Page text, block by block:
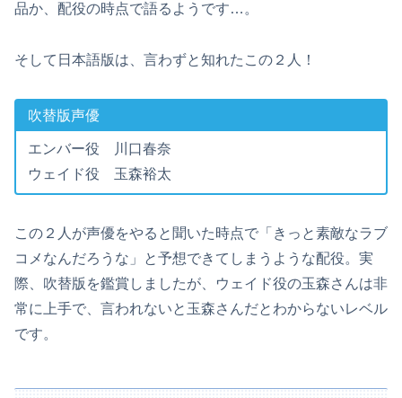
品か、配役の時点で語るようです…。
そして日本語版は、言わずと知れたこの２人！
吹替版声優
エンバー役 川口春奈
ウェイド役 玉森裕太
この２人が声優をやると聞いた時点で「きっと素敵なラブ
コメなんだろうな」と予想できてしまうような配役。実
際、吹替版を鑑賞しましたが、ウェイド役の玉森さんは非
常に上手で、言われないと玉森さんだとわからないレベル
です。